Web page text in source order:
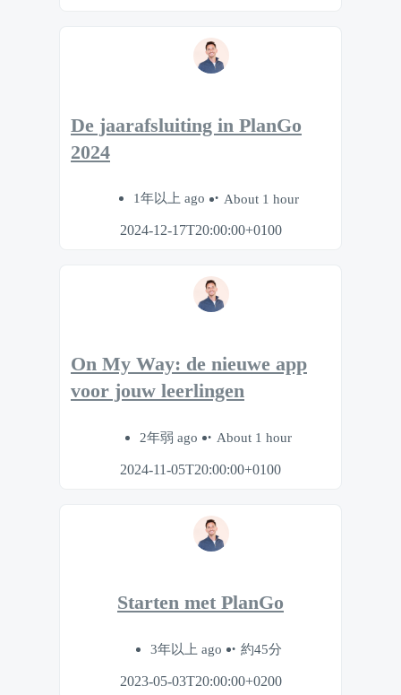
De jaarafsluiting in PlanGo
2024
1年以上 ago About 1 hour
2024-12-17T20:00:00+0100
On My Way: de nieuwe app
voor jouw leerlingen
2年弱 ago About 1 hour
2024-11-05T20:00:00+0100
Starten met PlanGo
3年以上 ago 約45分
2023-05-03T20:00:00+0200